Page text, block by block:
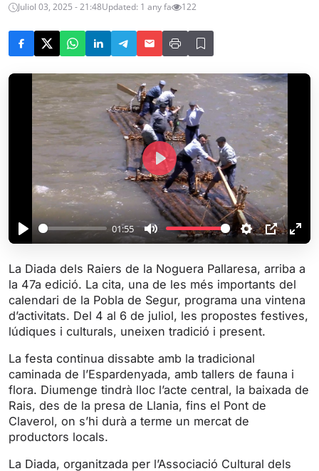
Juliol 03, 2025 - 21:48Updated: 1 any fa 122
P
l
a
y
01:55
M
u
t
e
S
t
t
i
n
s
P
P
E
e
r
l
P
l
a
y
La Diada dels Raiers de la Noguera Pallaresa, arriba a
la 47a edició. La cita, una de les més importants del
calendari de la Pobla de Segur, programa una vintena
d’activitats. Del 4 al 6 de juliol, les propostes festives,
lúdiques i culturals, uneixen tradició i present.
La festa continua dissabte amb la tradicional
caminada de l’Espardenyada, amb tallers de fauna i
flora. Diumenge tindrà lloc l’acte central, la baixada de
Rais, des de la presa de Llania, fins el Pont de
Claverol, on s’hi durà a terme un mercat de
productors locals.
La Diada, organitzada per l’Associació Cultural dels